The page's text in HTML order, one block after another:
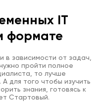
IT
формате
в зависимости от задач,
пройти полное
то лучше
для того чтобы изучить
знания, готовясь к
Стартовый.